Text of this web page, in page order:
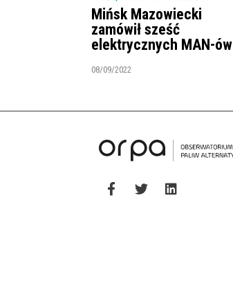
Mińsk Mazowiecki
zamówił sześć
elektrycznych MAN-ów
08/09/2022